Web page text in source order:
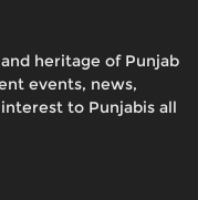
heritage of Punjab
events, news,
to Punjabis all